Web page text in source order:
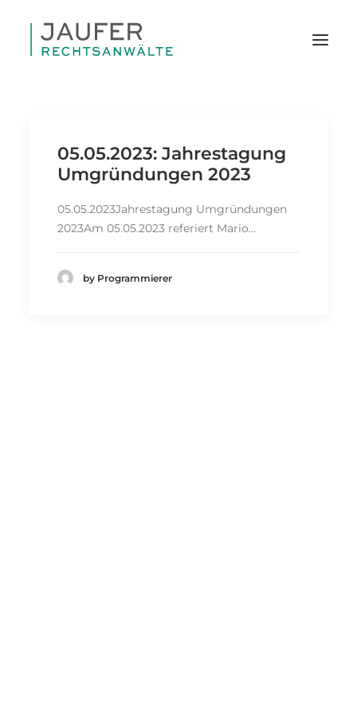
05.05.2023: Jahrestagung
Umgründungen 2023
05.05.2023Jahrestagung Umgründungen
2023Am 05.05.2023 referiert Mario…
by Programmierer